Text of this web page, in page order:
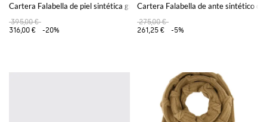
Cartera Falabella de piel sintética granulada con candado
395,00 €
316,00 €
-20%
Cartera Falabella de ante sintético
275,00 €
261,25 €
-5%